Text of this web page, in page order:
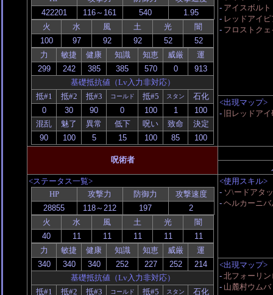
火 水 風 土 光 闇
力 敏捷 健康 知識 知恵 威厳 運
基礎抵抗値（Lv入力非対応）
抵#1
抵#2 抵#3 コールド 抵#5 スタン 石化
混乱 魅了 異常 低下 呪い 致命 決定
- アイスボルト
- レッドアイピ
- フロストクェ
<出現マップ>
- 旧レッドア
呪術者
<ステータス一覧>
HP
攻撃力 防御力 攻撃速度
火 水 風 土 光 闇
力 敏捷 健康 知識 知恵 威厳 運
基礎抵抗値（Lv入力非対応）
抵#1
抵#2 抵#3 コールド 抵#5 スタン 石化
<使用スキル>
- ソ\ードアタ
- ヘルカーニバ
<出現マップ>
- 北フォーリン
- 山麓村ウムバ